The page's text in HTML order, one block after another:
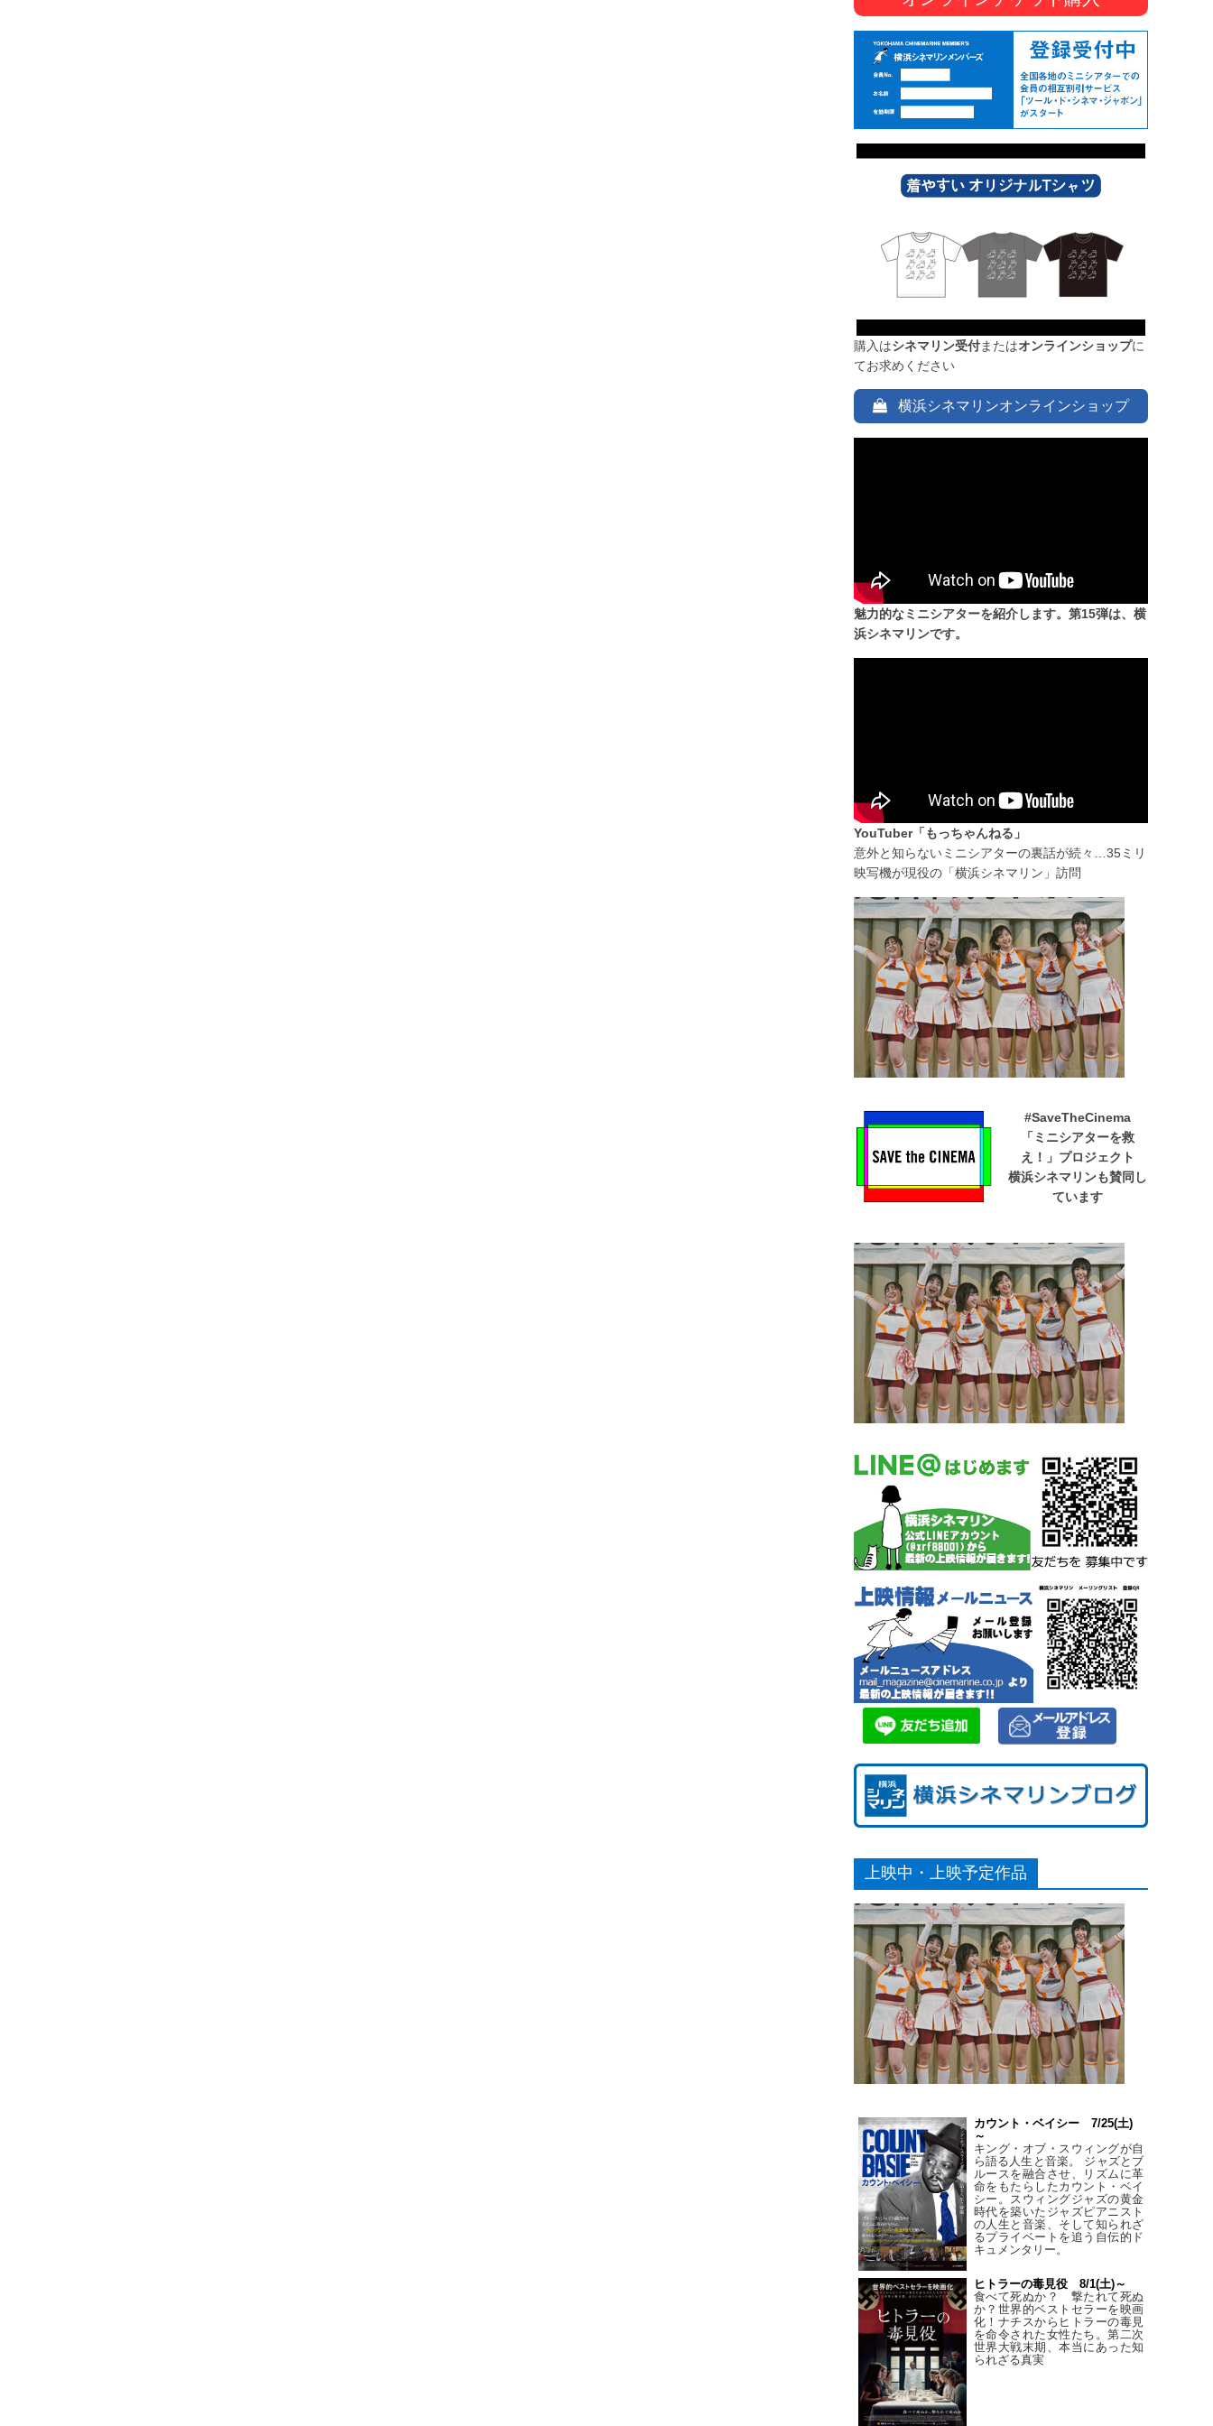
購入はシネマリン受付またはオンラインショップに
てお求めください
横浜シネマリンオンラインショップ
魅力的なミニシアターを紹介します。第15弾は、横
浜シネマリンです。
YouTuber「もっちゃんねる」
意外と知らないミニシアターの裏話が続々…35ミリ
映写機が現役の「横浜シネマリン」訪問
#SaveTheCinema
「ミニシアターを救
え！」プロジェクト
横浜シネマリンも賛同し
ています
上映中・上映予定作品
カウント・ベイシー 7/25(土)
～
キング・オブ・スウィングが自
ら語る人生と音楽。 ジャズとブ
ルースを融合させ、リズムに革
命をもたらしたカウント・ベイ
シー。スウィングジャズの黄金
時代を築いたジャズピアニスト
の人生と音楽、そして知られざ
るプライベートを追う自伝的ド
キュメンタリー。
ヒトラーの毒見役 8/1(土)～
食べて死ぬか？ 撃たれて死ぬ
か？世界的ベストセラーを映画
化！ナチスからヒトラーの毒見
を命令された女性たち。第二次
世界大戦末期、本当にあった知
られざる真実